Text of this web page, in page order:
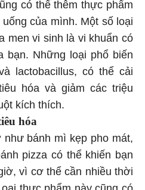
có thể thêm thực phẩm
của mình. Một số loại
men vi sinh là vi khuẩn có
bạn. Những loại phổ biến
lactobacillus, có thể cải
hóa và giảm các triệu
kích thích.
hóa
như bánh mì kẹp pho mát,
pizza có thể khiến bạn
vì cơ thể cần nhiều thời